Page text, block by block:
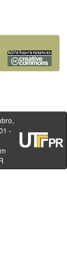
-